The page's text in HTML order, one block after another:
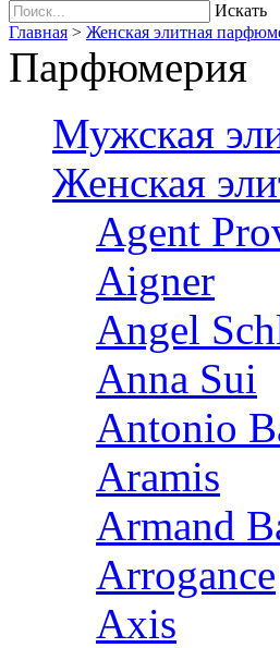
Искать
Главная > Женская элитная
Парфюмерия
Мужская
Женская
Agent
Aigner
Angel
Anna Sui
Antonio
Aramis
Armand
Arrogance
Axis